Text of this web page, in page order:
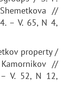
//
– V. 65, N 4,
property /
//
V. 52, N 12,